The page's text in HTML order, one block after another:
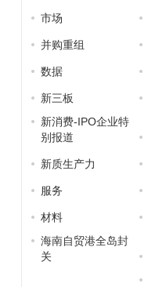
市场
并购重组
数据
新三板
新消费-IPO企业特
别报道
新质生产力
服务
材料
海南自贸港全岛封
关